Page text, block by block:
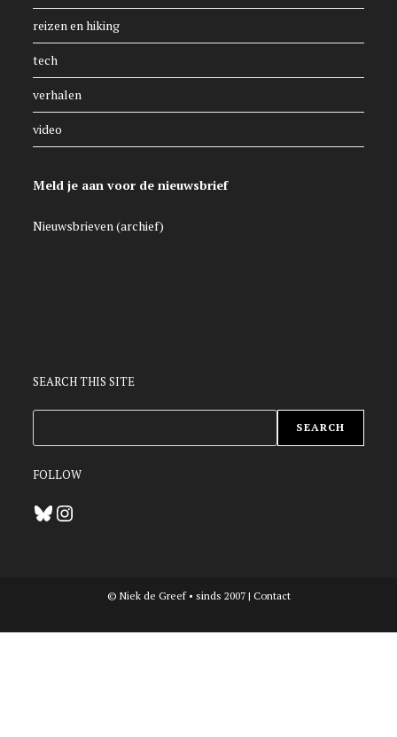
reizen en hiking
tech
verhalen
video
Meld je aan voor de nieuwsbrief
Nieuwsbrieven (archief)
SEARCH THIS SITE
SEARCH
FOLLOW
BlueskyInstagram
© Niek de Greef • sinds 2007 | Contact